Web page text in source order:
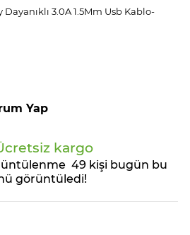
3.0A 1.5Mm Usb Kablo-
Yap
kargo
49 kişi bugün bu
görüntüledi!